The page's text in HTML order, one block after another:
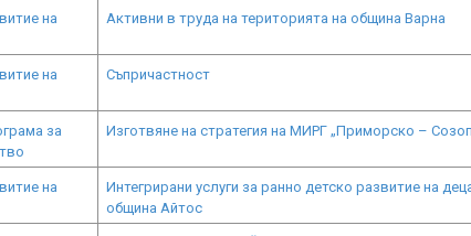
на
Активни в труда на територията на община Варна
на
Съпричастност
за
Изготвяне на стратегия на МИРГ „Приморско –
на
Интегрирани услуги за ранно детско развитие на
община Айтос